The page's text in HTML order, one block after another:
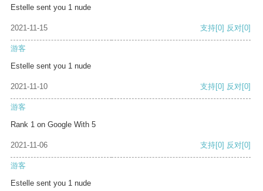
Estelle sent you 1 nude
2021-11-15 支持[0] 反对[0]
游客
Estelle sent you 1 nude
2021-11-10 支持[0] 反对[0]
游客
Rank 1 on Google With 5
2021-11-06 支持[0] 反对[0]
游客
Estelle sent you 1 nude